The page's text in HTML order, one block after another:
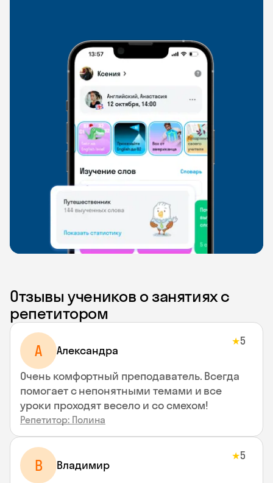
Отзывы учеников о занятиях с
репетитором
A Aлександра
★5
Очень комфортный преподаватель. Всегда
помогает с непонятными темами и все
уроки проходят весело и со смехом!
Репетитор: Полина
В Владимир
★5